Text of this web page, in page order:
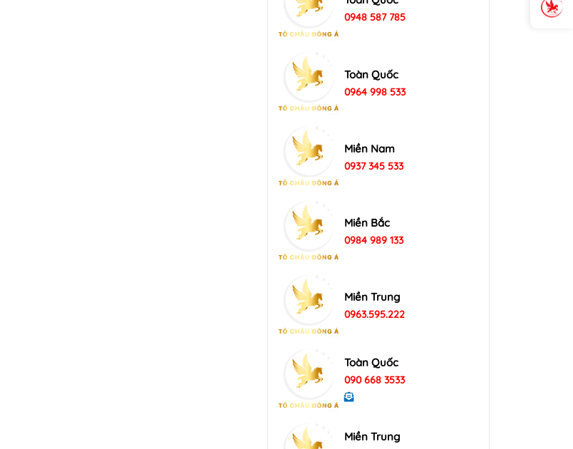
0948 587 785
Toàn Quốc
0964 998 533
Miền Nam
0937 345 533
Miền Bắc
0984 989 133
Miền Trung
0963.595.222
Toàn Quốc
090 668 3533
Miền Trung